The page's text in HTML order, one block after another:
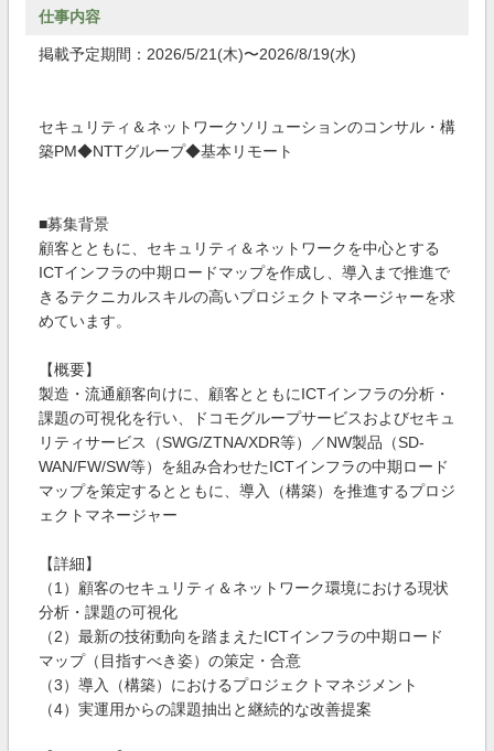
仕事内容
掲載予定期間：2026/5/21(木)〜2026/8/19(水)
セキュリティ＆ネットワークソリューションのコンサル・構
築PM◆NTTグループ◆基本リモート
■募集背景
顧客とともに、セキュリティ＆ネットワークを中心とする
ICTインフラの中期ロードマップを作成し、導入まで推進で
きるテクニカルスキルの高いプロジェクトマネージャーを求
めています。
【概要】
製造・流通顧客向けに、顧客とともにICTインフラの分析・
課題の可視化を行い、ドコモグループサービスおよびセキュ
リティサービス（SWG/ZTNA/XDR等）／NW製品（SD-
WAN/FW/SW等）を組み合わせたICTインフラの中期ロード
マップを策定するとともに、導入（構築）を推進するプロジ
ェクトマネージャー
【詳細】
（1）顧客のセキュリティ＆ネットワーク環境における現状
分析・課題の可視化
（2）最新の技術動向を踏まえたICTインフラの中期ロード
マップ（目指すべき姿）の策定・合意
（3）導入（構築）におけるプロジェクトマネジメント
（4）実運用からの課題抽出と継続的な改善提案